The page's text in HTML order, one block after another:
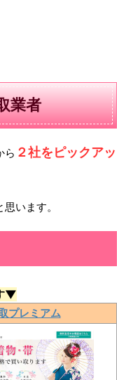
業者
ら ２社をピックアッ
います。
▼
プレミアム